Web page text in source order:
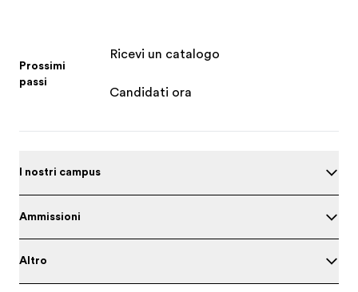
Prossimi
passi
Ricevi un catalogo
Candidati ora
I nostri campus
Ammissioni
Altro